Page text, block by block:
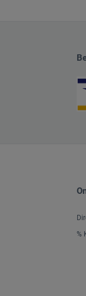
%